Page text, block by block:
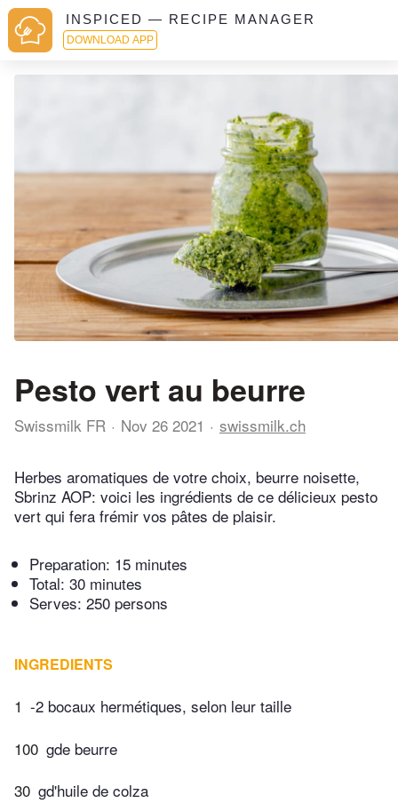
INSPICED — RECIPE MANAGER
DOWNLOAD APP
Pesto vert au beurre
Swissmilk FR Nov 26 2021 swissmilk.ch
Herbes aromatiques de votre choix, beurre noisette,
Sbrinz AOP: voici les ingrédients de ce délicieux pesto
vert qui fera frémir vos pâtes de plaisir.
Preparation: 15 minutes
Total: 30 minutes
Serves: 250 persons
INGREDIENTS
1 -2 bocaux hermétiques, selon leur taille
100 gde beurre
30 gd'huile de colza